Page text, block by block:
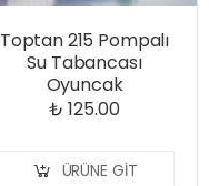
Toptan 215 Pompalı
Su Tabancası
Oyuncak
₺ 125.00
ÜRÜNE GIT